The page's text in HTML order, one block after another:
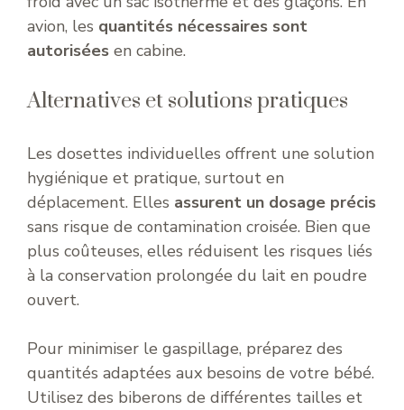
avion, les quantités nécessaires sont
autorisées en cabine.
Alternatives et solutions pratiques
Les dosettes individuelles offrent une solution
hygiénique et pratique, surtout en
déplacement. Elles assurent un dosage précis
sans risque de contamination croisée. Bien que
plus coûteuses, elles réduisent les risques liés
à la conservation prolongée du lait en poudre
ouvert.
Pour minimiser le gaspillage, préparez des
quantités adaptées aux besoins de votre bébé.
Utilisez des biberons de différentes tailles et